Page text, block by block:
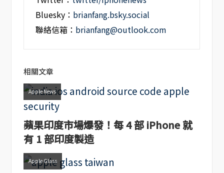
Bluesky： brianfang.bsky.social
聯絡信箱： brianfang@outlook.com
相關文章
Apple News
蘋果印度市場爆發！每 4 部 iPhone 就
有 1 部印度製造
Apple Glass